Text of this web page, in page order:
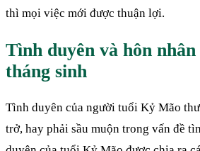
thì mọi việc mới được thuận lợi.
Tình duyên và hôn
tháng sinh
Tình duyên của người tuổi Kỷ Mão
trở, hay phải sầu muộn trong vấn đề